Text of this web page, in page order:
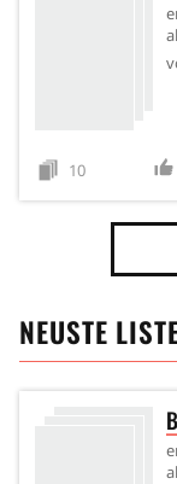
10
NEUSTE